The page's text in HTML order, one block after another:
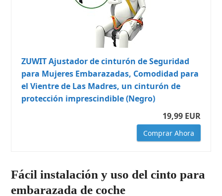
ZUWIT Ajustador de cinturón de Seguridad
para Mujeres Embarazadas, Comodidad para
el Vientre de Las Madres, un cinturón de
protección imprescindible (Negro)
19,99 EUR
Comprar Ahora
Fácil instalación y uso del cinto para
embarazada de coche